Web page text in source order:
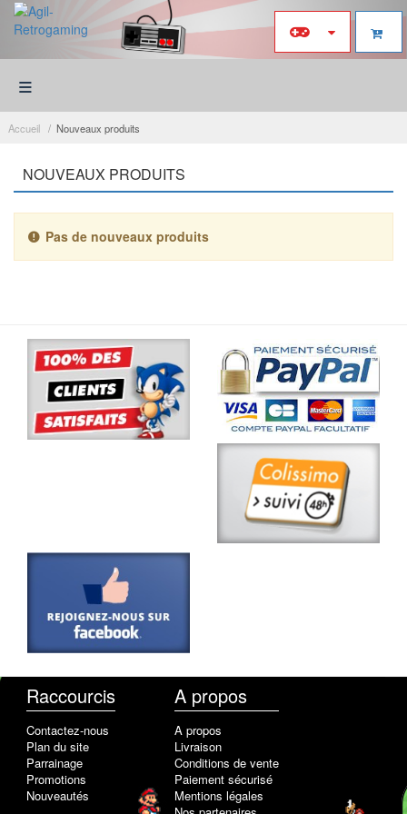
≡
Accueil Nouveaux produits
NOUVEAUX PRODUITS
Pas de nouveaux produits
Raccourcis
Contactez-nous
Plan du site
Parrainage
Promotions
Nouveautés
A propos
A propos
Livraison
Conditions de vente
Paiement sécurisé
Mentions légales